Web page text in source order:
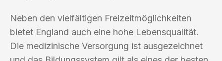
Neben den vielfältigen Freizeitmöglichkeiten
bietet England auch eine hohe Lebensqualität.
Die medizinische Versorgung ist ausgezeichnet